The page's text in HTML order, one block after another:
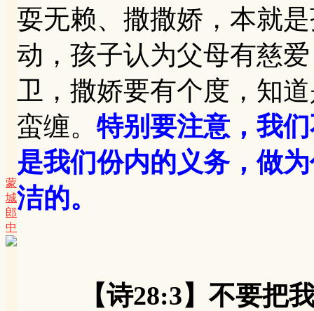
蒙
城
郎
中
耍无赖、撒撒娇，本就
动，孩子认为父母有慈
卫，撒娇要有个度，知
蛮缠。 特别要注意，我
是我们份内的义务，做
洁的。
【诗28:3】不要把